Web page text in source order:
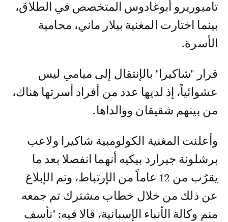
تامبوريرو أبوغادوس المتخصص في الطلاق،
بينما اختارت المغنية بيلار ماني، محامية
الأسرة.
قرار "شاكيرا" بالإنتقال إلى ميامي ليس
عشوائياً، إذ لديها عدد من أفراد أسرتها هناك،
من بينهم شقيقان ووالداها.
وأعلنت المغنية الكولومبية شاكيرا ولاعب
برشلونة جيرارد بيكيه أنهما انفصلا بعد ما
يقرُب من 12 عاماً من الإرتباط، وتم الإبلاغ
عن ذلك من خلال خطاب مشترك تم جمعه
منم وكالة الأنباء الإسبانية، قالا فيه: "نأسف